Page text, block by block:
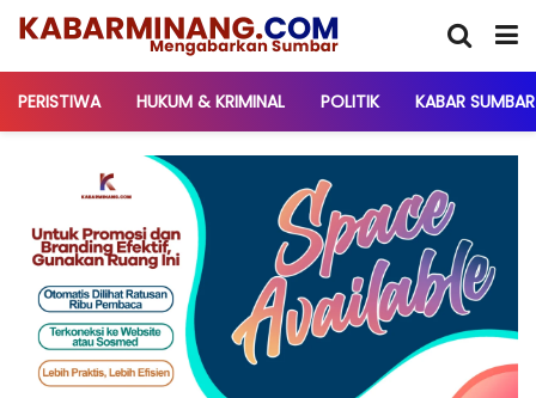
PERISTIWA HUKUM & KRIMINAL POLITIK KABAR SUMBAR